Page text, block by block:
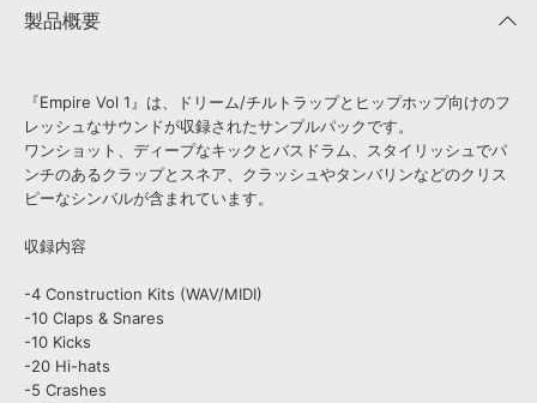
製品概要
『Empire Vol 1』は、ドリーム/チルトラップとヒップホップ向けのフ
レッシュなサウンドが収録されたサンプルパックです。
ワンショット、ディープなキックとバスドラム、スタイリッシュでパ
ンチのあるクラップとスネア、クラッシュやタンバリンなどのクリス
ピーなシンバルが含まれています。
収録内容
-4 Construction Kits (WAV/MIDI)
-10 Claps & Snares
-10 Kicks
-20 Hi-hats
-5 Crashes